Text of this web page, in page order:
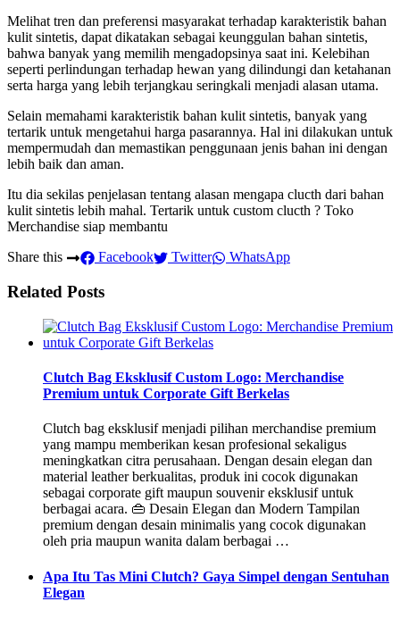
Melihat tren dan preferensi masyarakat terhadap karakteristik bahan
kulit sintetis, dapat dikatakan sebagai keunggulan bahan sintetis,
bahwa banyak yang memilih mengadopsinya saat ini. Kelebihan
seperti perlindungan terhadap hewan yang dilindungi dan ketahanan
serta harga yang lebih terjangkau seringkali menjadi alasan utama.
Selain memahami karakteristik bahan kulit sintetis, banyak yang
tertarik untuk mengetahui harga pasarannya. Hal ini dilakukan untuk
mempermudah dan memastikan penggunaan jenis bahan ini dengan
lebih baik dan aman.
Itu dia sekilas penjelasan tentang alasan mengapa clucth dari bahan
kulit sintetis lebih mahal. Tertarik untuk custom clucth ? Toko
Merchandise siap membantu
Share this
Facebook Twitter WhatsApp
Related Posts
Clutch Bag Eksklusif Custom Logo: Merchandise
Premium untuk Corporate Gift Berkelas
Clutch bag eksklusif menjadi pilihan merchandise premium
yang mampu memberikan kesan profesional sekaligus
meningkatkan citra perusahaan. Dengan desain elegan dan
material leather berkualitas, produk ini cocok digunakan
sebagai corporate gift maupun souvenir eksklusif untuk
berbagai acara. 👜 Desain Elegan dan Modern Tampilan
premium dengan desain minimalis yang cocok digunakan
oleh pria maupun wanita dalam berbagai …
Apa Itu Tas Mini Clutch? Gaya Simpel dengan Sentuhan
Elegan